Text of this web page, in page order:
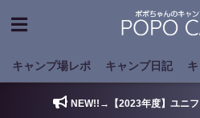
キャンプ場レポ キャンプ日記
NEW!!→【2023年度】ユニ